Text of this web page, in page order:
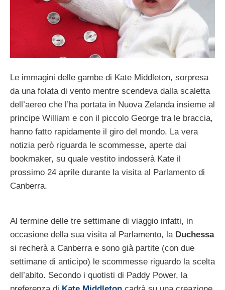
Le immagini delle gambe di Kate Middleton, sorpresa
da una folata di vento mentre scendeva dalla scaletta
dell’aereo che l’ha portata in Nuova Zelanda insieme al
principe William e con il piccolo George tra le braccia,
hanno fatto rapidamente il giro del mondo. La vera
notizia però riguarda le scommesse, aperte dai
bookmaker, su quale vestito indosserà Kate il
prossimo 24 aprile durante la visita al Parlamento di
Canberra.
Al termine delle tre settimane di viaggio infatti, in
occasione della sua visita al Parlamento, la Duchessa
si recherà a Canberra e sono già partite (con due
settimane di anticipo) le scommesse riguardo la scelta
dell’abito. Secondo i quotisti di Paddy Power, la